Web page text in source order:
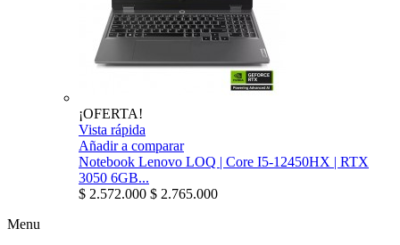
¡OFERTA!
Vista rápida
Añadir a comparar
Notebook Lenovo LOQ | Core I5-12450HX | RTX
3050 6GB...
$ 2.572.000 $ 2.765.000
Menu